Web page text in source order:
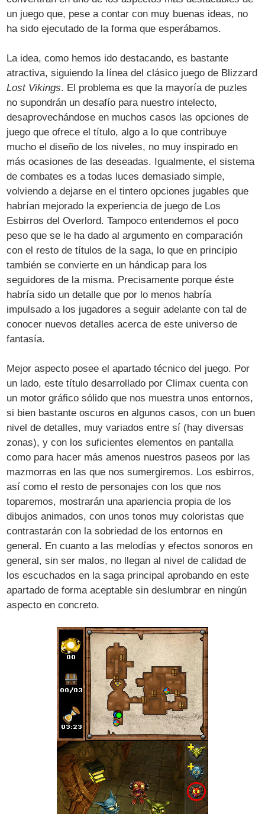
un juego que, pese a contar con muy buenas ideas, no
ha sido ejecutado de la forma que esperábamos.
La idea, como hemos ido destacando, es bastante
atractiva, siguiendo la línea del clásico juego de Blizzard
Lost Vikings. El problema es que la mayoría de puzles
no supondrán un desafío para nuestro intelecto,
desaprovechándose en muchos casos las opciones de
juego que ofrece el título, algo a lo que contribuye
mucho el diseño de los niveles, no muy inspirado en
más ocasiones de las deseadas. Igualmente, el sistema
de combates es a todas luces demasiado simple,
volviendo a dejarse en el tintero opciones jugables que
habrían mejorado la experiencia de juego de Los
Esbirros del Overlord. Tampoco entendemos el poco
peso que se le ha dado al argumento en comparación
con el resto de títulos de la saga, lo que en principio
también se convierte en un hándicap para los
seguidores de la misma. Precisamente porque éste
habría sido un detalle que por lo menos habría
impulsado a los jugadores a seguir adelante con tal de
conocer nuevos detalles acerca de este universo de
fantasía.
Mejor aspecto posee el apartado técnico del juego. Por
un lado, este título desarrollado por Climax cuenta con
un motor gráfico sólido que nos muestra unos entornos,
si bien bastante oscuros en algunos casos, con un buen
nivel de detalles, muy variados entre sí (hay diversas
zonas), y con los suficientes elementos en pantalla
como para hacer más amenos nuestros paseos por las
mazmorras en las que nos sumergiremos. Los esbirros,
así como el resto de personajes con los que nos
toparemos, mostrarán una apariencia propia de los
dibujos animados, con unos tonos muy coloristas que
contrastarán con la sobriedad de los entornos en
general. En cuanto a las melodías y efectos sonoros en
general, sin ser malos, no llegan al nivel de calidad de
los escuchados en la saga principal aprobando en este
apartado de forma aceptable sin deslumbrar en ningún
aspecto en concreto.